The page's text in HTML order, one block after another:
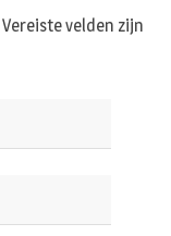
Vereiste velden zijn